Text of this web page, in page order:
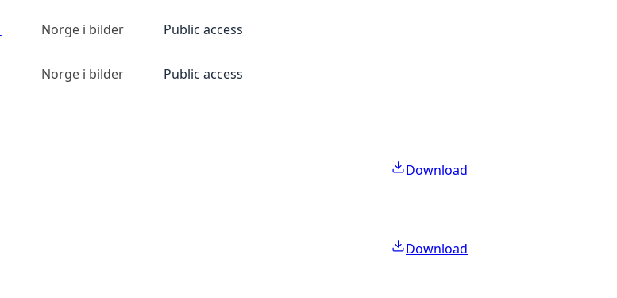
Norge i bilder Public access
Norge i bilder Public access
Download
Download